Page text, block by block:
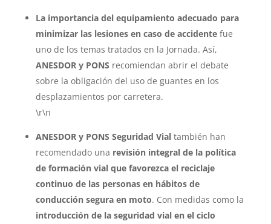
La importancia del equipamiento adecuado para
minimizar las lesiones en caso de accidentefue
uno de los temas tratados en la Jornada. Así,
ANESDOR y PONS recomiendan abrir el debate
sobre la obligación del uso de guantes en los
desplazamientos por carretera.
\r\n
ANESDOR y PONS Seguridad Vialtambién han
recomendado una revisión integral de la política
de formación vial que favorezca el reciclaje
continuo de las personas en hábitos de
conducción segura en moto. Con medidas como la
introducción de la seguridad vial en el ciclo